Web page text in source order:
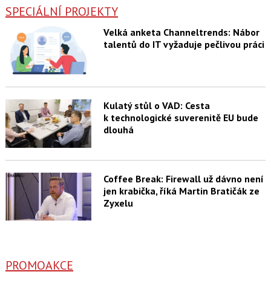
SPECIÁLNÍ PROJEKTY
Velká anketa Channeltrends: Nábor
talentů do IT vyžaduje pečlivou práci
Kulatý stůl o VAD: Cesta
k technologické suverenitě EU bude
dlouhá
Coffee Break: Firewall už dávno není
jen krabička, říká Martin Bratičák ze
Zyxelu
PROMOAKCE